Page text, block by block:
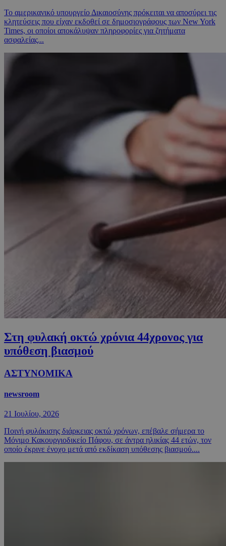
Το αμερικανικό υπουργείο Δικαιοσύνης πρόκειται να αποσύρει τις
κλητεύσεις που είχαν εκδοθεί σε δημοσιογράφους των New York
Times, οι οποίοι αποκάλυψαν πληροφορίες για ζητήματα
ασφαλείας...
Στη φυλακή οκτώ χρόνια 44χρονος για
υπόθεση βιασμού
ΑΣΤΥΝΟΜΙΚΑ
newsroom
21 Ιουλίου, 2026
Ποινή φυλάκισης διάρκειας οκτώ χρόνων, επέβαλε σήμερα το
Μόνιμο Κακουργιοδικείο Πάφου, σε άντρα ηλικίας 44 ετών, τον
οποίο έκρινε ένοχο μετά από εκδίκαση υπόθεσης βιασμού....